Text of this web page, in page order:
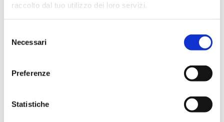
raccolto dal tuo utilizzo dei loro servizi.
delNecessari
Preferenze
Statistiche
16 GIUGNO 2026
Co*, Concessione e Abusi BC
16:00 - 18:00
200 posti